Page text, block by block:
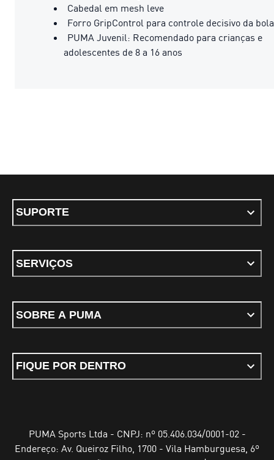
Cabedal em mesh leve
Forro GripControl para controle decisivo da bola
PUMA Juvenil: Recomendado para crianças e
adolescentes de 8 a 16 anos
SUPORTE
SERVIÇOS
SOBRE A PUMA
FIQUE POR DENTRO
PUMA Sports Ltda - CNPJ: nº 05.406.034/0001-02 -
Endereço: Av. Queiroz Filho, 1700 - Vila Hamburguesa, 6º